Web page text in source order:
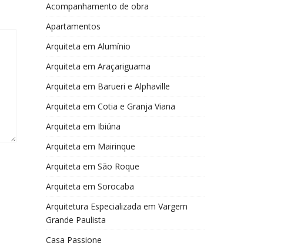
Acompanhamento de obra
Apartamentos
Arquiteta em Alumínio
Arquiteta em Araçariguama
Arquiteta em Barueri e Alphaville
Arquiteta em Cotia e Granja Viana
Arquiteta em Ibiúna
Arquiteta em Mairinque
Arquiteta em São Roque
Arquiteta em Sorocaba
Arquitetura Especializada em Vargem
Grande Paulista
Casa Passione